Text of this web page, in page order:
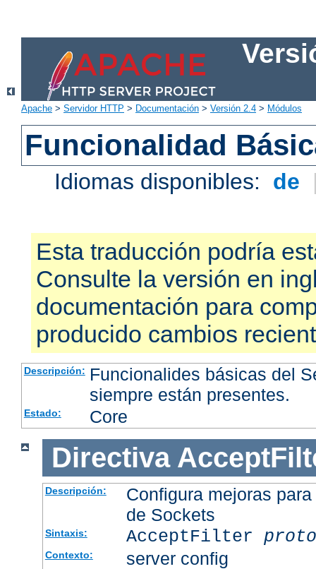
Apache > Servidor HTTP > Documentación > Versión 2.4 > Módulos
Funcionalidad
Idiomas disponibles: de
Esta traducción podría
Consulte la versión en
documentación para
producido cambios
Descripción: Funcionalides básicas del
siempre están presentes.
Estado: Core
Directiva
Descripción:
Configura mejoras
de Sockets
Sintaxis: AcceptFilter
Contexto: server config